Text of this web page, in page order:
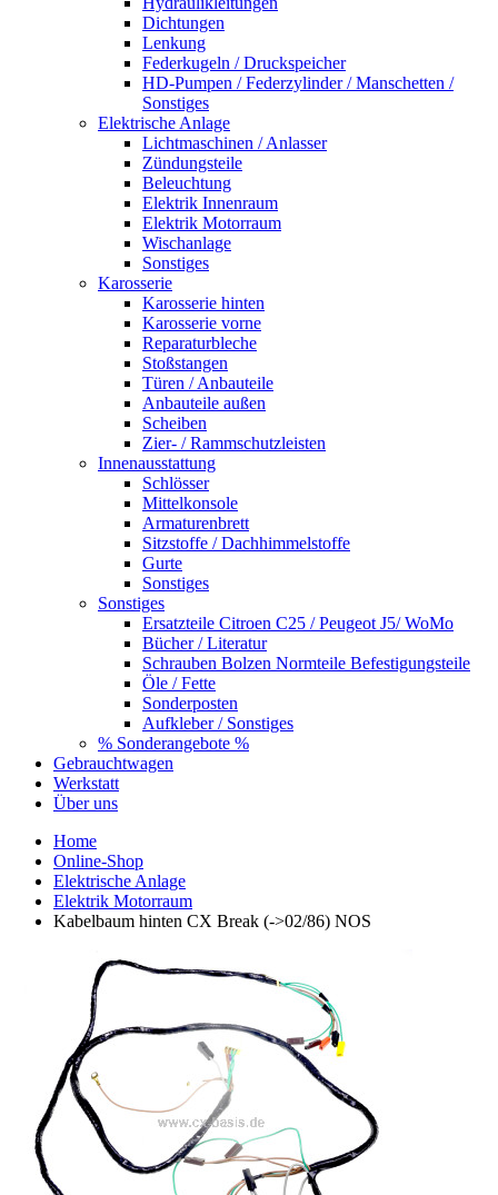
Dichtungen
Lenkung
Federkugeln / Druckspeicher
HD-Pumpen / Federzylinder / Manschetten /
Sonstiges
Elektrische Anlage
Lichtmaschinen / Anlasser
Zündungsteile
Beleuchtung
Elektrik Innenraum
Elektrik Motorraum
Wischanlage
Sonstiges
Karosserie
Karosserie hinten
Karosserie vorne
Reparaturbleche
Stoßstangen
Türen / Anbauteile
Anbauteile außen
Scheiben
Zier- / Rammschutzleisten
Innenausstattung
Schlösser
Mittelkonsole
Armaturenbrett
Sitzstoffe / Dachhimmelstoffe
Gurte
Sonstiges
Sonstiges
Ersatzteile Citroen C25 / Peugeot J5/ WoMo
Bücher / Literatur
Schrauben Bolzen Normteile Befestigungsteile
Öle / Fette
Sonderposten
Aufkleber / Sonstiges
% Sonderangebote %
Gebrauchtwagen
Werkstatt
Über uns
Home
Online-Shop
Elektrische Anlage
Elektrik Motorraum
Kabelbaum hinten CX Break (->02/86) NOS